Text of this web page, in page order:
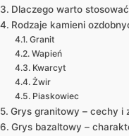
Dlaczego warto
Rodzaje kamieni
Granit
Wapień
Kwarcyt
Żwir
Piaskowiec
Grys granitowy – cechy i
Grys bazaltowy –